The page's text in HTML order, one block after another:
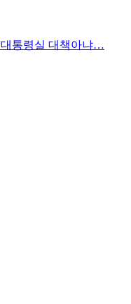
통령실 대책아냐…